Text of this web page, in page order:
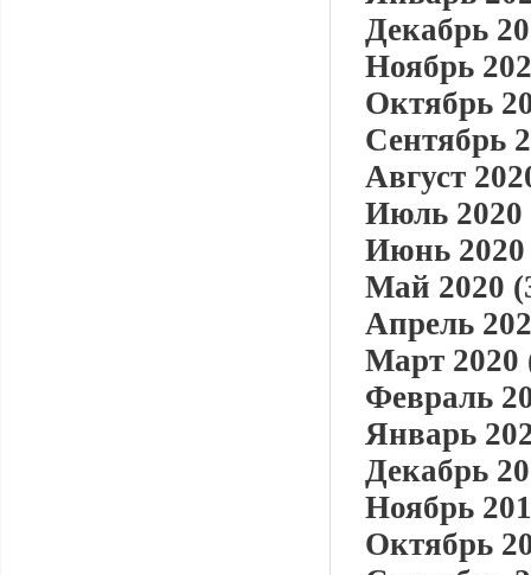
Декабрь
Ноябрь
Октябрь
Сентябрь
Август
Июль 2020
Июнь 2020
Май 2020
Апрель
Март 2020
Февраль
Январь
Декабрь
Ноябрь
Октябрь